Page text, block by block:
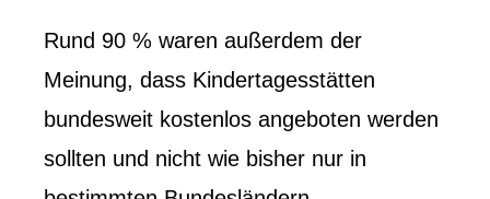
Rund 90 % waren außerdem der
Meinung, dass Kindertagesstätten
bundesweit kostenlos angeboten werden
sollten und nicht wie bisher nur in